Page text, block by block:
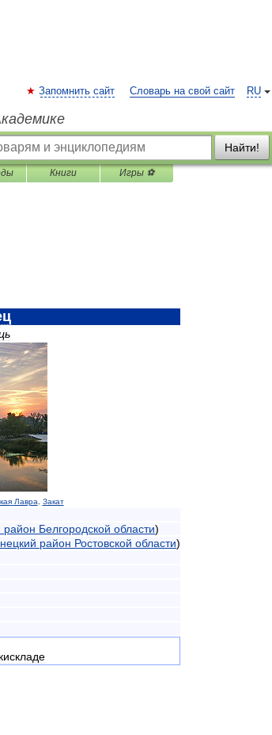
RU
Запомнить сайт Словарь на свой сайт
Найти!
Книги Игры ⚽
Лавра Закат
район Белгородской области)
район Ростовской области)